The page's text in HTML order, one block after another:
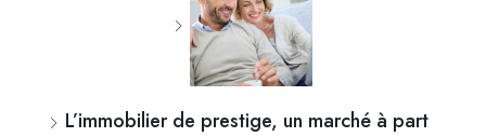
L’immobilier de prestige, un marché à part